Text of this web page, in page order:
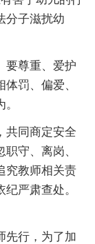
分子滋扰幼
要尊重、爱护
罚、偏爱、
共同商定安全
守、离岗、
究教师相关责
严肃查处。
先行，为了加